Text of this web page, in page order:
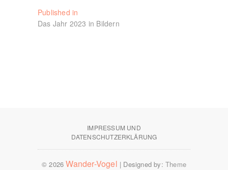
Beitragsnavigation
Published in
Das Jahr 2023 in Bildern
IMPRESSUM UND
DATENSCHUTZERKLÄRUNG
© 2026Wander-Vogel | Designed by: Theme